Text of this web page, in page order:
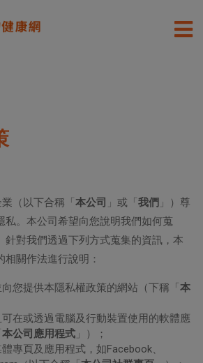
（以下合稱「本公司 」或「我們 」）尊
私。本公司希望向您說明我們如何蒐
針對我們透過下列方式蒐集的資訊，本
關作法進行說明：
您提供本隱私權政策的網站（下稱「本
在或透過電腦及行動裝置使用的軟體應
本公司應用程式 」）；
專頁及應用程式，如Facebook、